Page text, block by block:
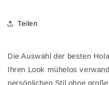
Teilen
Die Auswahl der besten Hola
Ihren Look mühelos
persönlichen Stil ohne